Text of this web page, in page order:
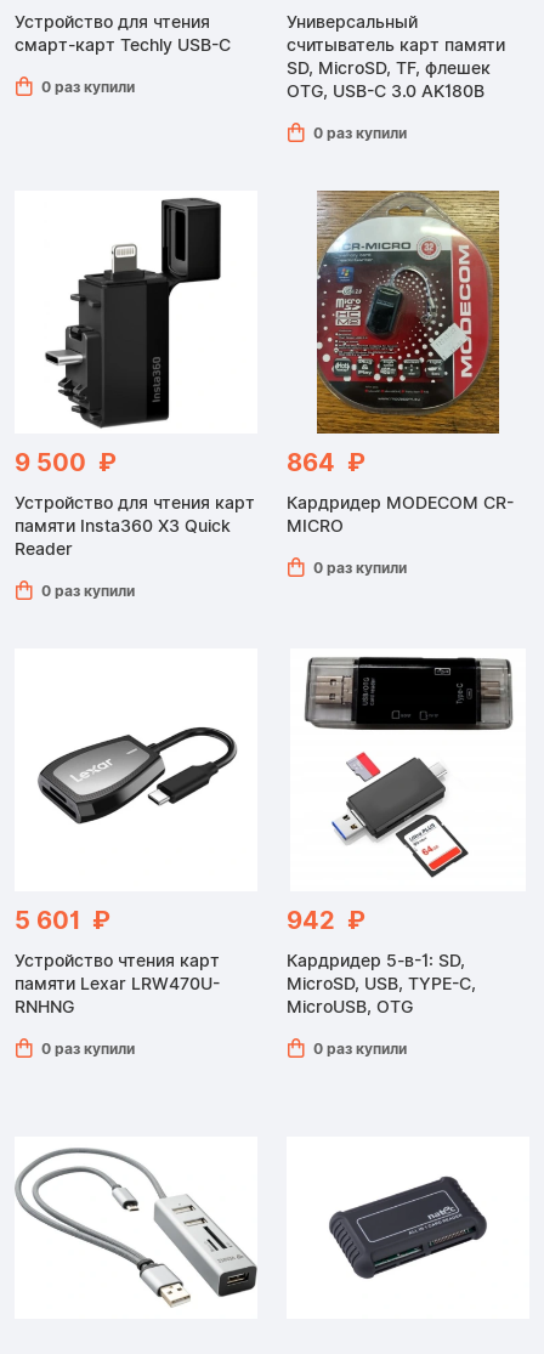
Устройство для чтения
смарт-карт Techly USB-C
0 раз купили
Универсальный
считыватель карт памяти
SD, MicroSD, TF, флешек
OTG, USB-C 3.0 AK180B
0 раз купили
9 500 ₽
Устройство для чтения карт
памяти Insta360 X3 Quick
Reader
0 раз купили
864 ₽
Кардридер MODECOM CR-
MICRO
0 раз купили
5 601 ₽
Устройство чтения карт
памяти Lexar LRW470U-
RNHNG
0 раз купили
942 ₽
Кардридер 5-в-1: SD,
MicroSD, USB, TYPE-C,
MicroUSB, OTG
0 раз купили